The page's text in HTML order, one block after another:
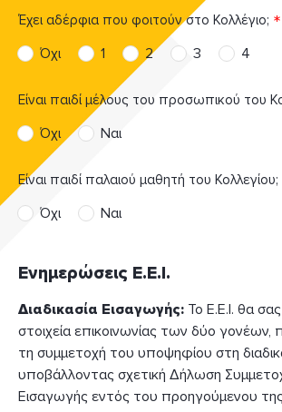
Χώρα
Επώνυμο
Κατοικία
Διεύθυνση
Ίδια με του
μαθητή /
της
μαθήτριας
Άλλη
Οδός
- Τ.Κ.
Εργασία
Επώνυμο
Κατοικία
Διεύθυνση
Ίδια με του
μαθητή /
της
μαθήτριας
Άλλη
Οδός
- Τ.Κ.
Εργασία
Διεύθυνση
Αριθμός
Οδός
Αριθμός
Τηλέφωνο
Κινητό
τηλέφωνο
Έτος
παππού
Ονοματεπώνυμο
παππού
Έτος
προπάππου
Ονοματεπώνυμο
προπάππου
Έχει αδέρφια που φοιτούν στο Κολλέγιο;
Όχι 1 2 3 4
1o
Παιδί
Σχολική
μονάδα
Σχολείο
Τάξη
2ο
Παιδί
Σχολική
μονάδα
Σχολείο
Τάξη
3ο
Παιδί
Σχολική
μονάδα
Σχολείο
Τάξη
4ο
Παιδί
Σχολική
μονάδα
Σχολείο
Τάξη
Είναι παιδί μέλους του προσωπικού του
Όχι Ναι
Είναι παιδί παλαιού μαθητή του Κολλεγίου;
Όχι Ναι
Ενημερώσεις Ε.Ε.Ι.
Διαδικασία Εισαγωγής: Το Ε.Ε.Ι. θα
στοιχεία επικοινωνίας των δύο γονέων,
τη συμμετοχή του υποψηφίου στη
υποβάλλοντας σχετική Δήλωση
Εισαγωγής εντός του προηγούμενου